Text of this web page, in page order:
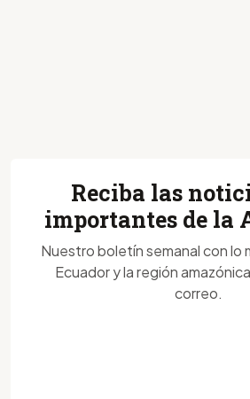
Reciba las
importantes de la
Nuestro boletín semanal con lo
Ecuador y la región
correo.